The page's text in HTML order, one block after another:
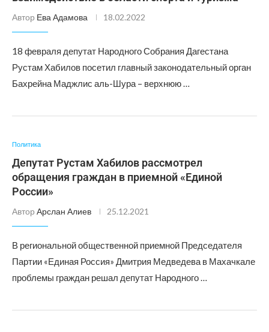
Автор Ева Адамова 18.02.2022
18 февраля депутат Народного Собрания Дагестана
Рустам Хабилов посетил главный законодательный орган
Бахрейна Маджлис аль-Шура – верхнюю …
Политика
Депутат Рустам Хабилов рассмотрел
обращения граждан в приемной «Единой
России»
Автор Арслан Алиев 25.12.2021
В региональной общественной приемной Председателя
Партии «Единая Россия» Дмитрия Медведева в Махачкале
проблемы граждан решал депутат Народного …